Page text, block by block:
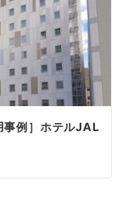
事例］ホテルJAL